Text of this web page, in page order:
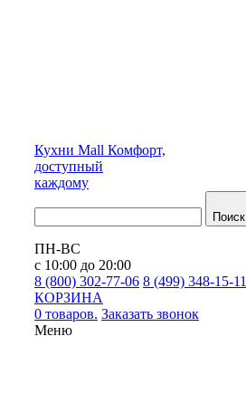
Кухни Mall Комфорт,
доступный
каждому
Поиск
ПН-ВС
с 10:00 до 20:00
8 (800) 302-77-06 8 (499) 348-15-11
КОРЗИНА
0 товаров. Заказать звонок
Меню